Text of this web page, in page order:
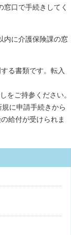
窓口で手続きしてく
内に介護保険課の窓
る書類です。転入
をご持参ください。
に申請手続きから
給付が受けられま